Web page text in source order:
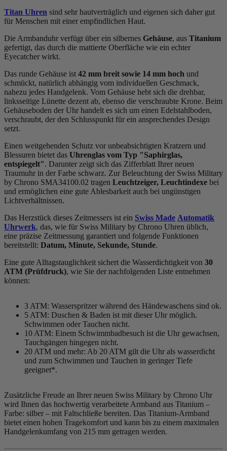
Titan Uhren sind sehr hautverträglich und eigenen sich daher gut
für Menschen mit einer empfindlichen Haut.
Die Armbanduhr verfügt über ein silbernes Gehäuse, aus Titanium
gefertigt, das durch die mattierte Oberfläche wie ein echter
Eyecatcher wirkt.
Das runde Gehäuse ist 42 mm breit sowie 14 mm hoch und
schmückt, natürlich abhängig vom individuellen Geschmack,
nahezu jedes Handgelenk. Vom Gehäuse hebt sich die drehbar,
linksseitige Lünette dezent ab, ebenso die verschraubte Krone. Beim
Gehäuseboden der Uhr handelt es sich um einen Edelstahlboden,
verschraubt, der den Schlusspunkt für ein ansprechendes Design
setzt.
Einen weitgehenden Schutz vor unbeabsichtigten Kratzern und
Blessuren bietet das Uhrenglas vom Typ "Saphirglas,
entspiegelt". Darunter zeigt sich das Zifferblatt Ihrer neuen
Traumuhr in der Farbe schwarz. Zur Beleuchtung der Swiss Military
by Chrono SMA34100.02 tragen Leuchtzeiger, Leuchtindexe bei
und ermöglichen eine gute Ablesbarkeit auch bei ungünstigen
Lichtverhältnissen.
Das Herzstück dieses Zeitmessers ist ein Swiss Made Automatik
Uhrwerk, das, wie für Swiss Military by Chrono Uhren üblich,
eine präzise Zeitmessung garantiert und folgende Funktionen
bereitstellt: Datum, Minute, Sekunde, Stunde.
Eine gute Alltagstauglichkeit sichert die Wasserdichtigkeit von 30
ATM (Prüfdruck), wie Sie der nachfolgenden Liste entnehmen
können:
3 ATM: Wasserspritzer während des Händewaschens sind ok.
5 ATM: Duschen & Baden ist mit dieser Uhr möglich.
Schwimmen oder Tauchen nicht.
10 ATM: Einem Schwimmbadbesuch ist die Uhr gewachsen,
Tauchgängen hingegen nicht.
20 ATM und mehr: Ab 20 ATM gilt die Uhr als wasserdicht
und zum Schwimmen und Tauchen in geringer Tiefe
geeignet*.
Zusätzliche Freude an Ihrer neuen Swiss Military by Chrono Uhr
wird Ihnen das hochwertig verarbeitete Armband aus Titanium –
Farbe: silber – mit Faltschließe bereiten. Das Titanium-Armband
bietet einen hohen Tragekomfort und kann bis zu einem maximalen
Handgelenkumfang von 215 mm getragen werden.